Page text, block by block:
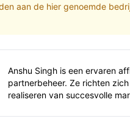
aan de hier genoemde
Anshu Singh is een ervaren
partnerbeheer. Ze richten
realiseren van succesvolle